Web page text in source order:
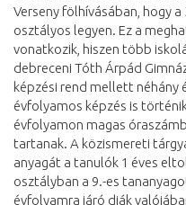
Verseny fölhívásában, hogy
osztályos legyen. Ez a
vonatkozik, hiszen több
debreceni Tóth Árpád
képzési rend mellett néhány
évfolyamos képzés is
évfolyamon magas
tartanak. A közismereti
anyagát a tanulók 1 éves
osztályban a 9.-es
évfolyamra járó diák